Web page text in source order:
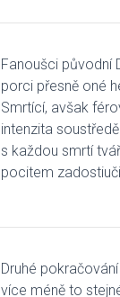
Fanoušci původní
porci přesně oné
Smrtící, avšak
intenzita
s každou smrtí
pocitem
Druhé
více méně to